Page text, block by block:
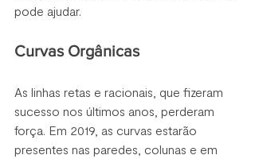
pode ajudar.
Curvas Orgânicas
As linhas retas e racionais, que fizeram
sucesso nos últimos anos, perderam
força. Em 2019, as curvas estarão
presentes nas paredes, colunas e em